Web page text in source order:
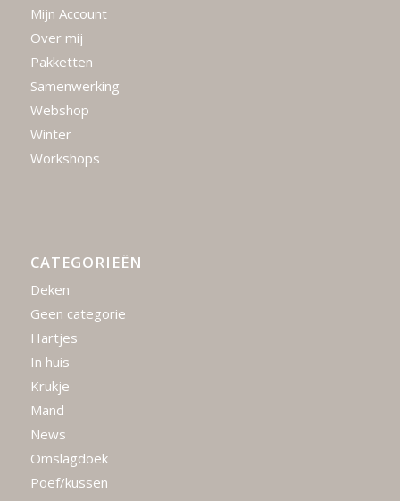
Mijn Account
Over mij
Pakketten
Samenwerking
Webshop
Winter
Workshops
CATEGORIEËN
Deken
Geen categorie
Hartjes
In huis
Krukje
Mand
News
Omslagdoek
Poef/kussen